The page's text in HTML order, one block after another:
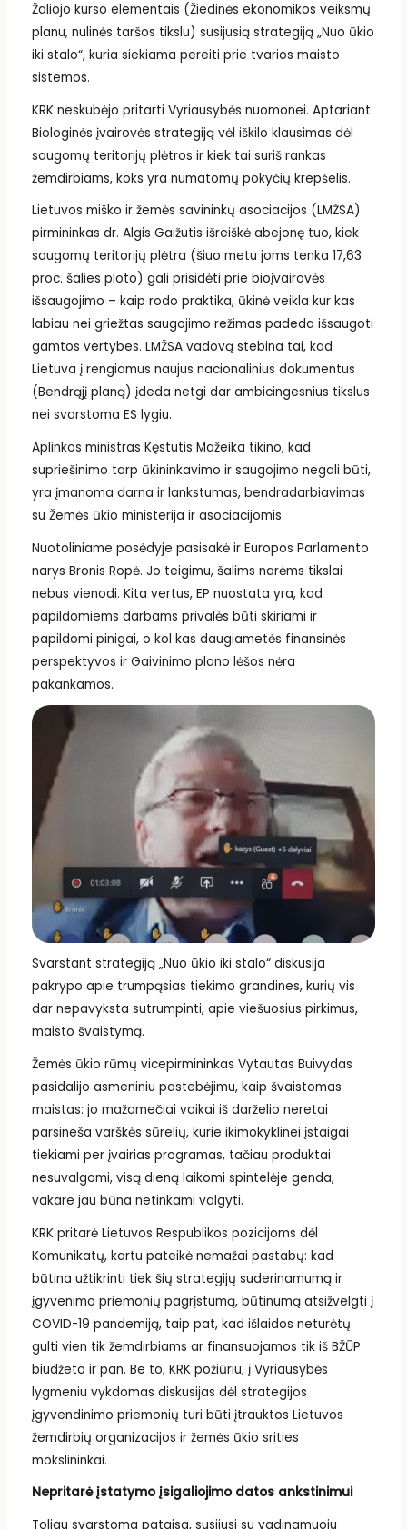
Žaliojo kurso elementais (Žiedinės ekonomikos veiksmų
planu, nulinės taršos tikslu) susijusią strategiją „Nuo ūkio
iki stalo“, kuria siekiama pereiti prie tvarios maisto
sistemos.
KRK neskubėjo pritarti Vyriausybės nuomonei. Aptariant
Biologinės įvairovės strategiją vėl iškilo klausimas dėl
saugomų teritorijų plėtros ir kiek tai suriš rankas
žemdirbiams, koks yra numatomų pokyčių krepšelis.
Lietuvos miško ir žemės savininkų asociacijos (LMŽSA)
pirmininkas dr. Algis Gaižutis išreiškė abejonę tuo, kiek
saugomų teritorijų plėtra (šiuo metu joms tenka 17,63
proc. šalies ploto) gali prisidėti prie bioįvairovės
išsaugojimo – kaip rodo praktika, ūkinė veikla kur kas
labiau nei griežtas saugojimo režimas padeda išsaugoti
gamtos vertybes. LMŽSA vadovą stebina tai, kad
Lietuva į rengiamus naujus nacionalinius dokumentus
(Bendrąjį planą) įdeda netgi dar ambicingesnius tikslus
nei svarstoma ES lygiu.
Aplinkos ministras Kęstutis Mažeika tikino, kad
supriešinimo tarp ūkininkavimo ir saugojimo negali būti,
yra įmanoma darna ir lankstumas, bendradarbiavimas
su Žemės ūkio ministerija ir asociacijomis.
Nuotoliniame posėdyje pasisakė ir Europos Parlamento
narys Bronis Ropė. Jo teigimu, šalims narėms tikslai
nebus vienodi. Kita vertus, EP nuostata yra, kad
papildomiems darbams privalės būti skiriami ir
papildomi pinigai, o kol kas daugiametės finansinės
perspektyvos ir Gaivinimo plano lėšos nėra
pakankamos.
Svarstant strategiją „Nuo ūkio iki stalo“ diskusija
pakrypo apie trumpąsias tiekimo grandines, kurių vis
dar nepavyksta sutrumpinti, apie viešuosius pirkimus,
maisto švaistymą.
Žemės ūkio rūmų vicepirmininkas Vytautas Buivydas
pasidalijo asmeniniu pastebėjimu, kaip švaistomas
maistas: jo mažamečiai vaikai iš darželio neretai
parsineša varškės sūrelių, kurie ikimokyklinei įstaigai
tiekiami per įvairias programas, tačiau produktai
nesuvalgomi, visą dieną laikomi spintelėje genda,
vakare jau būna netinkami valgyti.
KRK pritarė Lietuvos Respublikos pozicijoms dėl
Komunikatų, kartu pateikė nemažai pastabų: kad
būtina užtikrinti tiek šių strategijų suderinamumą ir
įgyvenimo priemonių pagrįstumą, būtinumą atsižvelgti į
COVID-19 pandemiją, taip pat, kad išlaidos neturėtų
gulti vien tik žemdirbiams ar finansuojamos tik iš BŽŪP
biudžeto ir pan. Be to, KRK požiūriu, į Vyriausybės
lygmeniu vykdomas diskusijas dėl strategijos
įgyvendinimo priemonių turi būti įtrauktos Lietuvos
žemdirbių organizacijos ir žemės ūkio srities
mokslininkai.
Nepritarė įstatymo įsigaliojimo datos ankstinimui
Toliau svarstoma pataisa, susijusi su vadinamuoju